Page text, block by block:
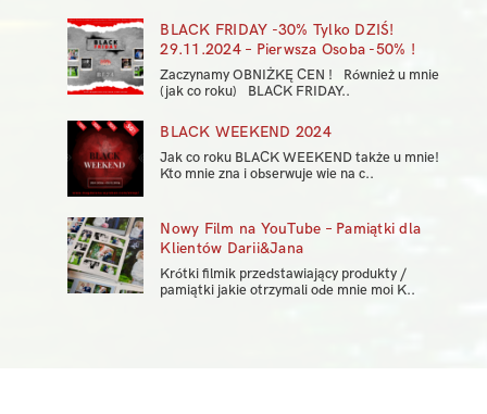
BLACK FRIDAY -30% Tylko DZIŚ!
29.11.2024 – Pierwsza Osoba -50% !
Zaczynamy OBNIŻKĘ CEN ! Również u mnie
(jak co roku) BLACK FRIDAY..
BLACK WEEKEND 2024
Jak co roku BLACK WEEKEND także u mnie!
Kto mnie zna i obserwuje wie na c..
Nowy Film na YouTube – Pamiątki dla
Klientów Darii&Jana
Krótki filmik przedstawiający produkty /
pamiątki jakie otrzymali ode mnie moi K..